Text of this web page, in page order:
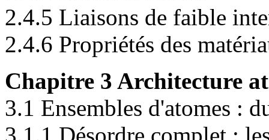
2.4.5 Liaisons de faible
2.4.6 Propriétés des
Chapitre 3 Architecture
3.1 Ensembles d'atomes :